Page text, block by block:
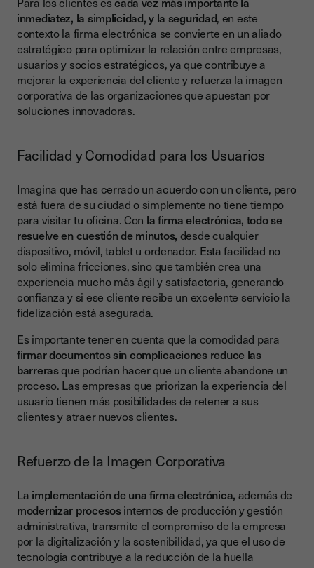
inmediatez, la simplicidad, y la seguridad, en este
contexto la firma electrónica se convierte en un aliado
estratégico para optimizar la relación entre empresas,
usuarios y socios estratégicos, ya que contribuye a
mejorar la experiencia del cliente y refuerza la imagen
corporativa de las organizaciones que apuestan por
soluciones innovadoras.
Facilidad y Comodidad para los Usuarios
Imagina que has cerrado un acuerdo con un cliente, pero
está fuera de su ciudad o simplemente no tiene tiempo
para visitar tu oficina. Con la firma electrónica, todo se
resuelve en cuestión de minutos, desde cualquier
dispositivo, móvil, tablet u ordenador. Esta facilidad no
solo elimina fricciones, sino que también crea una
experiencia mucho más ágil y satisfactoria, generando
confianza y si ese cliente recibe un excelente servicio la
fidelización está asegurada.
Es importante tener en cuenta que la comodidad para
firmar documentos sin complicaciones reduce las
barrerasque podrían hacer que un cliente abandone un
proceso. Las empresas que priorizan la experiencia del
usuario tienen más posibilidades de retener a sus
clientes y atraer nuevos clientes.
Refuerzo de la Imagen Corporativa
La implementación de una firma electrónica, además de
modernizar procesosinternos de producción y gestión
administrativa, transmite el compromiso de la empresa
por la digitalización y la sostenibilidad, ya que el uso de
tecnología contribuye a la reducción de la huella